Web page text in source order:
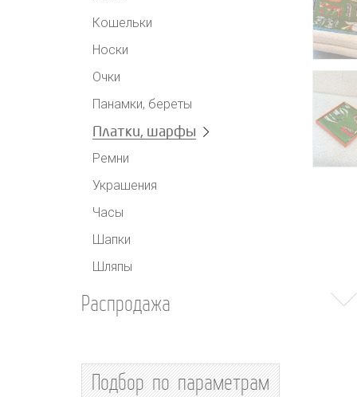
Кошельки
Носки
Очки
Панамки, береты
Платки, шарфы
Ремни
Украшения
Часы
Шапки
Шляпы
Распродажа
Подборпо параметрам